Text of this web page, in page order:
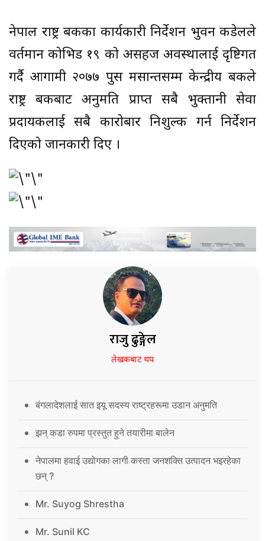
नेपाल राष्ट्र बैंकका कार्यकारी निर्देशन भुवन कडेलले
वर्तमान कोभिड १९ को असहज अवस्थालाई दृष्टिगत
गर्दै आगामी २०७७ पुस मसान्तसम्म केन्द्रीय बैंकले
राष्ट्र बैंकबाट अनुमति प्राप्त सबै भुक्तानी सेवा
प्रदायकलाई सबै कारोबार निशुल्क गर्न निर्देशन
दिएको जानकारी दिए ।
राजु ढुङ्गेल
लेखकबाट थप
बंगलादेशलाई सात इयू सदस्य राष्ट्रहरूमा उडान अनुमति
झन् कडा रुपमा प्रस्तुत हुने तयारीमा बालेन
नेपालमा हवाई उद्योगका लागी कस्ता जनशक्ति उत्पादन भइरहेका
छन् ?
Mr. Suyog Shrestha
Mr. Sunil KC